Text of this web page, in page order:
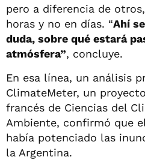
pero a diferencia de
horas y no en días. “Ahí
duda, sobre qué estará
atmósfera”, concluye.
En esa línea, un análisis
ClimateMeter, un
francés de Ciencias del
Ambiente, confirmó que
había potenciado las
la Argentina.